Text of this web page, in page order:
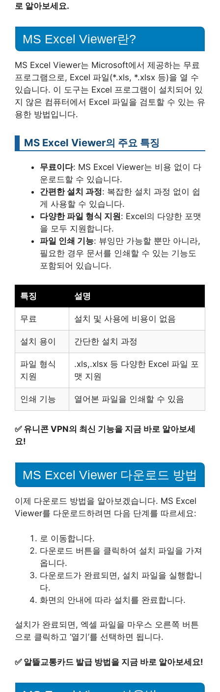
로 알아보세요.
MS Excel Viewer란?
MS Excel Viewer는 Microsoft에서 제공하는 무료
프로그램으로, Excel 파일(*.xls, *.xlsx 등)을 열 수
있습니다. 이 도구는 Excel 프로그램이 설치되어 있
지 않은 컴퓨터에서 Excel 파일을 검토할 수 있는 유
용한 방법입니다.
MS Excel Viewer의 주요 특징
무료이다: MS Excel Viewer는 비용 없이 다
운로드할 수 있습니다.
간편한 설치 과정: 복잡한 설치 과정 없이 쉽
게 사용할 수 있습니다.
다양한 파일 형식 지원: Excel의 다양한 포맷
을 모두 지원합니다.
파일 인쇄 기능: 뷰잉만 가능할 뿐만 아니라,
필요한 경우 문서를 인쇄할 수 있는 기능도
포함되어 있습니다.
특징 설명
무료 설치 및 사용에 비용이 없음
설치 용이 간단한 설치 과정
파일 형식
지원
.xls,.xlsx 등 다양한 Excel 파일 포
맷 지원
인쇄 기능 열어본 파일을 인쇄할 수 있음
✅ 유니콘 VPN의 최신 기능을 지금 바로 알아보세
요!
MS Excel Viewer 다운로드 방법
이제 다운로드 방법을 알아보겠습니다. MS Excel
Viewer를 다운로드하려면 다음 단계를 따르세요:
로 이동합니다.
다운로드 버튼을 클릭하여 설치 파일을 가져
옵니다.
다운로드가 완료되면, 설치 파일을 실행합니
다.
화면의 안내에 따라 설치를 완료합니다.
설치가 완료되면, 엑셀 파일을 마우스 오른쪽 버튼
으로 클릭하고 ‘열기’를 선택하면 됩니다.
✅ 알뜰교통카드 발급 방법을 지금 바로 알아보세요!